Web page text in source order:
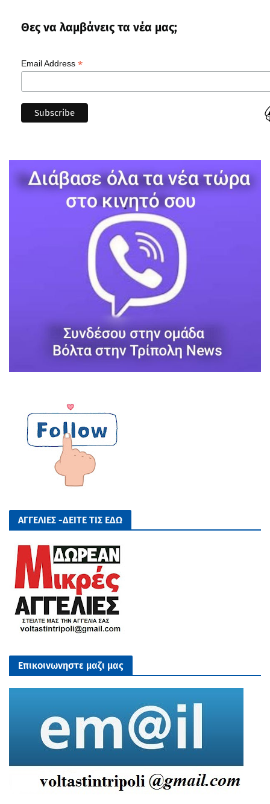
Θες να λαμβάνεις τα νέα μας;
Email Address *
ΑΓΓΕΛΙΕΣ -ΔΕΙΤΕ ΤΙΣ ΕΔΩ
Επικοινωνηστε μαζι μας